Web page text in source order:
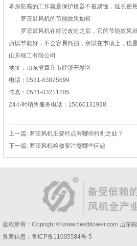
本身防腐的工作就是保护机器不被腐蚀，延长使用
罗茨鼓风机的节能效果如何
罗茨鼓风机在经过改造之后，它的节能效果就
所以节能好，不会容易耗损，所以在市场上，也
山东锦工有限公司
地址：山东省章丘市经济开发区
电话：0531-83825699
传真：0531-83211205
24小时销售服务电话：15066131928
上一篇: 罗茨风机主要特点有哪些特别之处？
下一篇: 罗茨风机检修要注意哪些问题
版权所有：Copright © www.bestblower.com 山东
备案信息： 鲁ICP备11005584号-5